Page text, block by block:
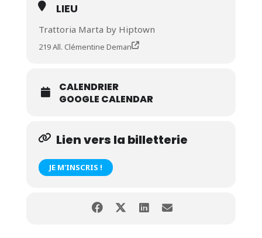
LIEU
Trattoria Marta by Hiptown
219 All. Clémentine Deman
CALENDRIER
GOOGLE CALENDAR
Lien vers la billetterie
JE M'INSCRIS !